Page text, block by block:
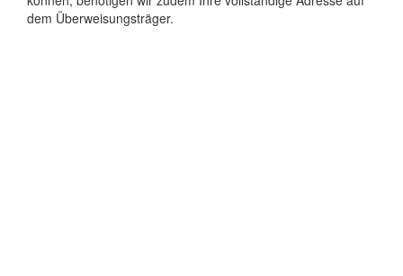
dem Überweisungsträger.